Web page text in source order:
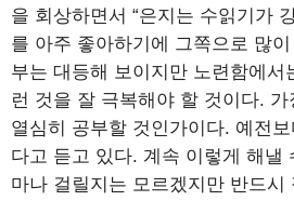
을 회상하면서 “은지는 수읽기가
를 아주 좋아하기에 그쪽으로 많
부는 대등해 보이지만 노련함에서
런 것을 잘 극복해야 할 것이다.
열심히 공부할 것인가이다. 예전
다고 듣고 있다. 계속 이렇게 해낼
마나 걸릴지는 모르겠지만 반드시